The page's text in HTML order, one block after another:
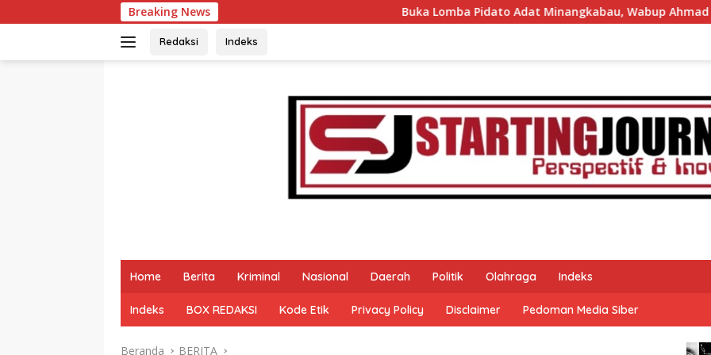
ke
Breaking News Buka Lomba Pidato Adat Minangkabau, Wabup Ahmad Fadly Apresiasi Kepada
Redaksi Indeks
Home Berita Kriminal Nasional Daerah Politik Olahraga Indeks
Indeks BOX REDAKSI Kode Etik Privacy Policy Disclaimer Pedoman Media Siber
Beranda BERITA